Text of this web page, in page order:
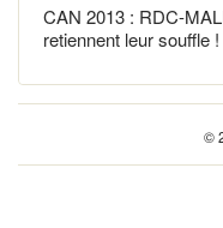
CAN 2013 : RDC-
retiennent leur souffle !
©